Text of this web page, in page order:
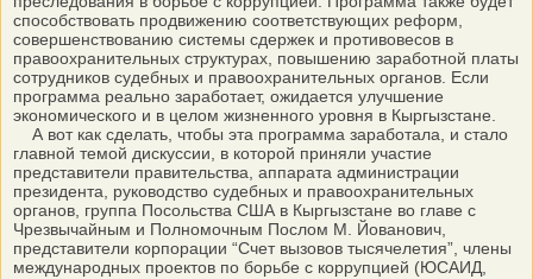
способствовать продвижению соответствующих реформ,
совершенствованию системы сдержек и противовесов в
правоохранительных структурах, повышению заработной платы
сотрудников судебных и правоохранительных органов. Если
программа реально заработает, ожидается улучшение
экономического и в целом жизненного уровня в Кыргызстане.
А вот как сделать, чтобы эта программа заработала, и стало
главной темой дискуссии, в которой приняли участие
представители правительства, аппарата администрации
президента, руководство судебных и правоохранительных
органов, группа Посольства США в Кыргызстане во главе с
Чрезвычайным и Полномочным Послом М. Йованович,
представители корпорации “Счет вызовов тысячелетия”, члены
международных проектов по борьбе с коррупцией (ЮСАИД,